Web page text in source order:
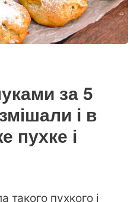
за 5
і в
пухке і
такого пухкого і